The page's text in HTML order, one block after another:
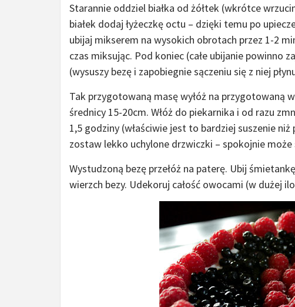
Starannie oddziel białka od żółtek (wkrótce
białek dodaj łyżeczkę octu – dzięki temu po
ubijaj mikserem na wysokich obrotach przez 1-2
czas miksując. Pod koniec (całe ubijanie powinno
(wysuszy bezę i zapobiegnie sączeniu się z niej
Tak przygotowaną masę wyłóż na przygotowaną
średnicy 15-20cm. Włóż do piekarnika i od razu
1,5 godziny (właściwie jest to bardziej suszenie
zostaw lekko uchylone drzwiczki – spokojnie może
Wystudzoną bezę przełóż na paterę. Ubij
wierzch bezy. Udekoruj całość owocami (w dużej